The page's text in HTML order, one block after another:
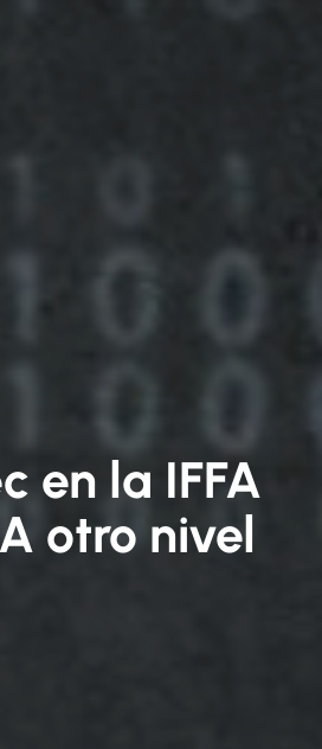
en la IFFA
otro nivel